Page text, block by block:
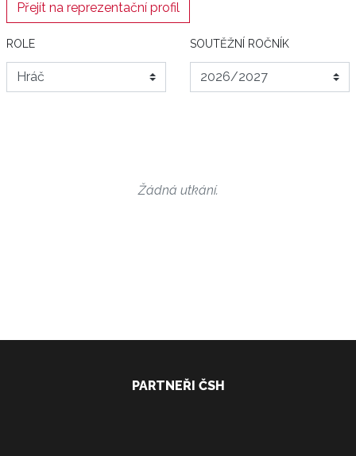
Přejít na reprezentační profil
ROLE SOUTĚŽNÍ ROČNÍK
Žádná utkání.
PARTNEŘI ČSH